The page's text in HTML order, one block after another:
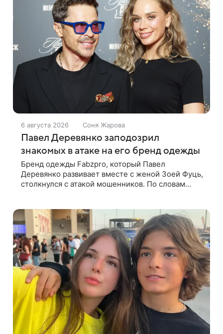
6 августа 2026 Соня Жарова
Павел Деревянко заподозрил
знакомых в атаке на его бренд одежды
Бренд одежды Fabzpro, который Павел
Деревянко развивает вместе с женой Зоей Фуць,
столкнулся с атакой мошенников. По словам